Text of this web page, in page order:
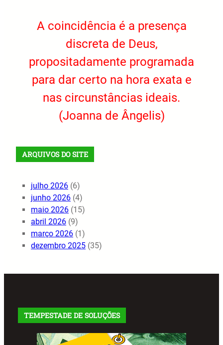
A coincidência é a presença
discreta de Deus,
propositadamente programada
para dar certo na hora exata e
nas circunstâncias ideais.
(Joanna de Ângelis)
ARQUIVOS DO SITE
julho 2026 (6)
junho 2026 (4)
maio 2026 (15)
abril 2026 (9)
março 2026 (1)
dezembro 2025 (35)
TEMPESTADE DE SOLUÇÕES